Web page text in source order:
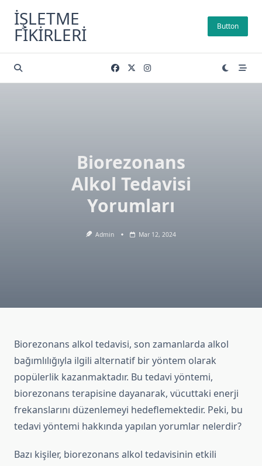
content
İŞLETME
FIKIRLERI Button
Biorezonans
Alkol Tedavisi
Yorumları
Admin Mar 12, 2024
Biorezonans alkol tedavisi, son zamanlarda alkol
bağımlılığıyla ilgili alternatif bir yöntem olarak
popülerlik kazanmaktadır. Bu tedavi yöntemi,
biorezonans terapisine dayanarak, vücuttaki enerji
frekanslarını düzenlemeyi hedeflemektedir. Peki, bu
tedavi yöntemi hakkında yapılan yorumlar nelerdir?
Bazı kişiler, biorezonans alkol tedavisinin etkili